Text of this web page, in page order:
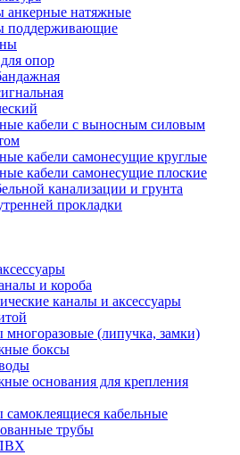
анкерные натяжные
поддерживающие
опор
кабели с выносным силовым
кабели самонесущие круглые
кабели самонесущие плоские
канализации и грунта
прокладки
и короба
каналы и аксессуары
(липучка, замки)
боксы
основания для крепления
кабельные
трубы